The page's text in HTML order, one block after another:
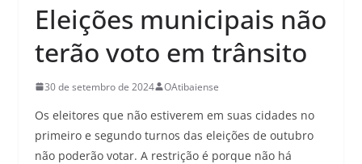
Eleições municipais não
terão voto em trânsito
30 de setembro de 2024 OAtibaiense
Os eleitores que não estiverem em suas cidades no
primeiro e segundo turnos das eleições de outubro
não poderão votar. A restrição é porque não há